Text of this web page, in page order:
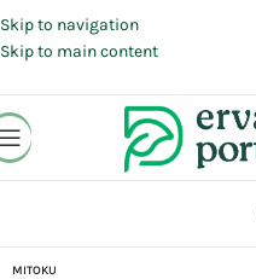
Skip to navigation
Skip to main content
MITOKU